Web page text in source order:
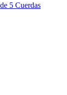
5 Cuerdas